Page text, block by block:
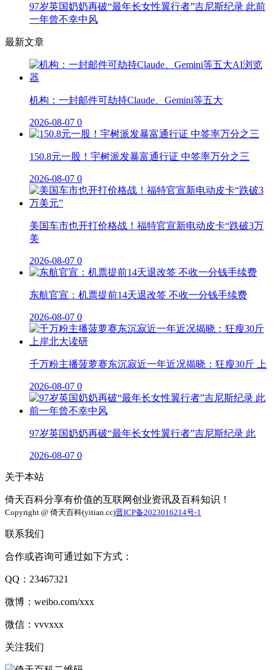
97岁英国奶奶再破“最年长女性翼行者”吉尼斯纪录 此前
一年曾不幸中风
最新文章
机构：一封邮件可劫持Claude、Gemini等五大
2026-08-07 0
150.8元一股！宇树派发暴富通行证 中签率万分之三
2026-08-07 0
美国车市也开打价格战！福特官宣新电动皮卡“跌破3万
美
2026-08-07 0
东航官宣：机票提前14天退改签 不收一分钱手续费
2026-08-07 0
千万粉主播菠萝赛东沉寂近一年近况揭晓：狂瘦30斤 上
2026-08-07 0
97岁英国奶奶再破“最年长女性翼行者”吉尼斯纪录 此
2026-08-07 0
关于本站
倚天百科分享有价值的互联网创业资讯及百科知识！
Copyright @ 倚天百科(yitian.cc)晋ICP备2023016214号-1
联系我们
合作或咨询可通过如下方式：
QQ：23467321
微博：weibo.com/xxx
微信：vvvxxx
关注我们